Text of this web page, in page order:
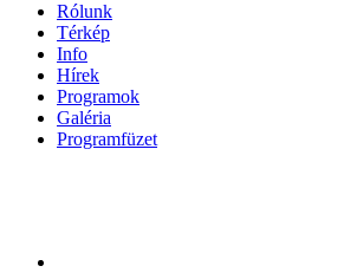
Rólunk
Térkép
Info
Hírek
Programok
Galéria
Programfüzet